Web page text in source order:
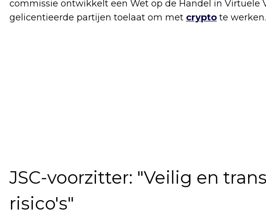
commissie ontwikkelt een Wet op de Handel in Virtuele
gelicentieerde partijen toelaat om met crypto te werken.
JSC-voorzitter: "Veilig en
risico's"